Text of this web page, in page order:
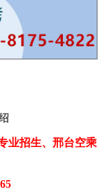
业招生、邢台空乘